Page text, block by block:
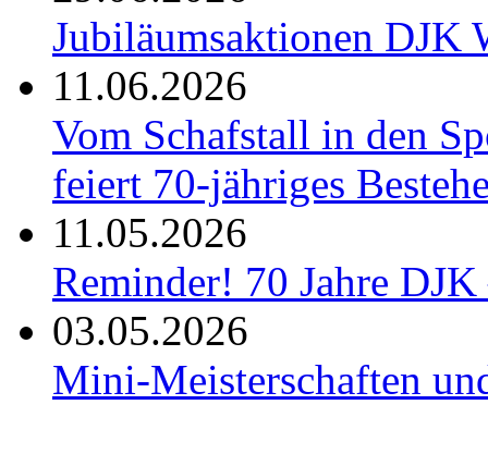
Jubiläumsaktionen DJK
11.06.2026
Vom Schafstall in den
feiert 70-jähriges
11.05.2026
Reminder! 70 Jahre
03.05.2026
Mini-Meisterschaften